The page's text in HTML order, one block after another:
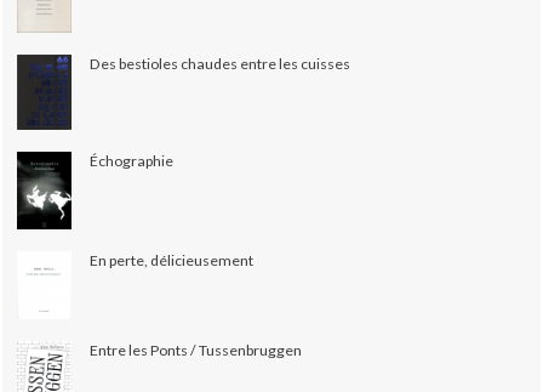
Des bestioles chaudes entre les cuisses
Échographie
En perte, délicieusement
Entre les Ponts / Tussenbruggen